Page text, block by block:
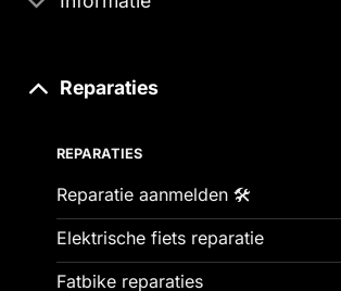
Reparaties
REPARATIES
Reparatie aanmelden 🛠️
Elektrische fiets reparatie
Fatbike reparaties